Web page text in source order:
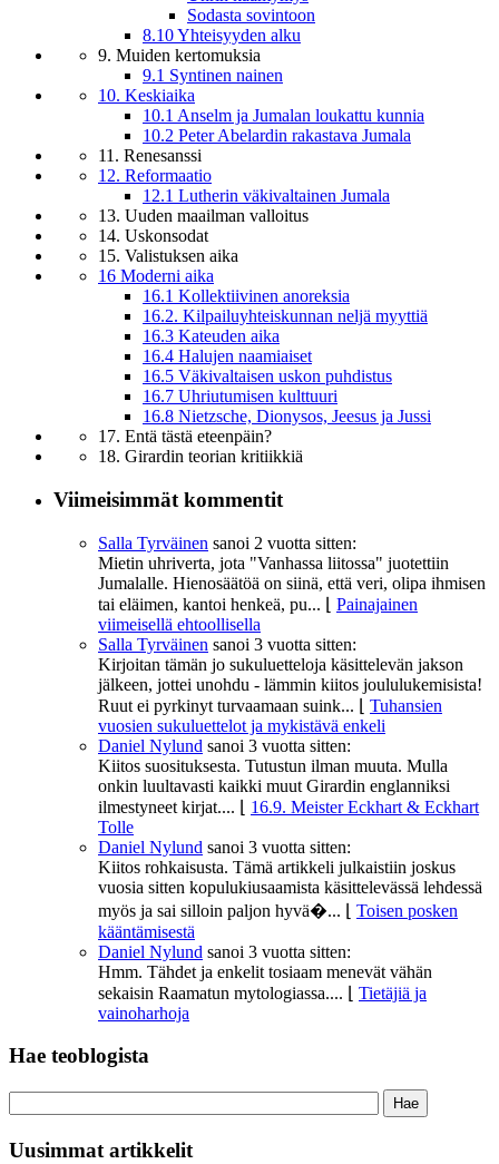
Sodasta sovintoon
8.10 Yhteisyyden alku
9. Muiden kertomuksia
9.1 Syntinen nainen
10. Keskiaika
10.1 Anselm ja Jumalan loukattu kunnia
10.2 Peter Abelardin rakastava Jumala
11. Renesanssi
12. Reformaatio
12.1 Lutherin väkivaltainen Jumala
13. Uuden maailman valloitus
14. Uskonsodat
15. Valistuksen aika
16 Moderni aika
16.1 Kollektiivinen anoreksia
16.2. Kilpailuyhteiskunnan neljä myyttiä
16.3 Kateuden aika
16.4 Halujen naamiaiset
16.5 Väkivaltaisen uskon puhdistus
16.7 Uhriutumisen kulttuuri
16.8 Nietzsche, Dionysos, Jeesus ja Jussi
17. Entä tästä eteenpäin?
18. Girardin teorian kritiikkiä
Viimeisimmät kommentit
Salla Tyrväinen sanoi 2 vuotta sitten:
Mietin uhriverta, jota "Vanhassa liitossa" juotettiin
Jumalalle. Hienosäätöä on siinä, että veri, olipa ihmisen
tai eläimen, kantoi henkeä, pu...
Painajainen
viimeisellä ehtoollisella
Salla Tyrväinen sanoi 3 vuotta sitten:
Kirjoitan tämän jo sukuluetteloja käsittelevän jakson
jälkeen, jottei unohdu - lämmin kiitos joululukemisista!
Ruut ei pyrkinyt turvaamaan suink...
Tuhansien
vuosien sukuluettelot ja mykistävä enkeli
Daniel Nylund sanoi 3 vuotta sitten:
Kiitos suosituksesta. Tutustun ilman muuta. Mulla
onkin luultavasti kaikki muut Girardin englanniksi
ilmestyneet kirjat....
16.9. Meister Eckhart & Eckhart
Tolle
Daniel Nylund sanoi 3 vuotta sitten:
Kiitos rohkaisusta. Tämä artikkeli julkaistiin joskus
vuosia sitten kopulukiusaamista käsittelevässä lehdessä
myös ja sai silloin paljon hyvä�...
Toisen posken
kääntämisestä
Daniel Nylund sanoi 3 vuotta sitten:
Hmm. Tähdet ja enkelit tosiaam menevät vähän
sekaisin Raamatun mytologiassa....
Tietäjiä ja
vainoharhoja
Hae teoblogista
Uusimmat artikkelit